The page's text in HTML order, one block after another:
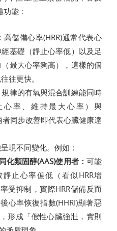
能：
高儲備心率(HRR)通常代表心
基礎（靜止心率低）以及足
最大心率夠高），這樣的個
往更快。
規律的有氧與混合訓練能同時
心率、維持最大心率）與
者同步改善即代表心臟健康達
現不同變化。例如：
化類固醇(AAS)使用者： 可能
止心率偏低（看似HRR增
受抑制，實際HRR儲備反而
心率恢復指數(HHRI)顯著惡
形成「假性心臟強壯，實則